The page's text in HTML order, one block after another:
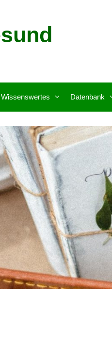
Wissenswertes Datenbank